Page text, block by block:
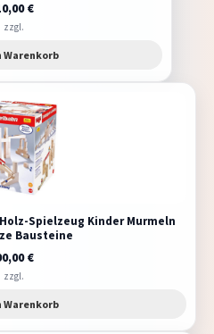
€
zzgl.
Warenkorb
Spielzeug Kinder Murmeln
Bausteine
€
zzgl.
Warenkorb